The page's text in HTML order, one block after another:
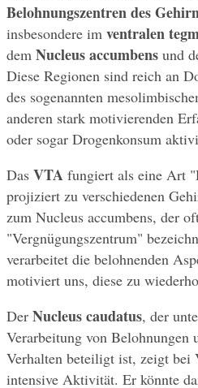
Belohnungszentren des
insbesondere im ventralen
dem Nucleus accumbens und
Diese Regionen sind reich an
des sogenannten
anderen stark motivierenden
oder sogar Drogenkonsum
Das VTA fungiert als eine Art
projiziert zu verschiedenen
zum Nucleus accumbens, der
"Vergnügungszentrum"
verarbeitet die belohnenden
motiviert uns, diese zu
Der Nucleus caudatus, der
Verarbeitung von Belohnungen
Verhalten beteiligt ist, zeigt bei
intensive Aktivität. Er könnte